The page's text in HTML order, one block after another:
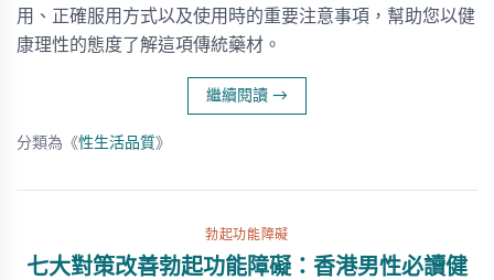
用、正確服用方式以及使用時的重要注意事項，幫助您以健
康理性的態度了解這項傳統藥材。
繼續閱讀 →
分類為《性生活品質 》
勃起功能障礙
七大對策改善勃起功能障礙：香港男性必讀健